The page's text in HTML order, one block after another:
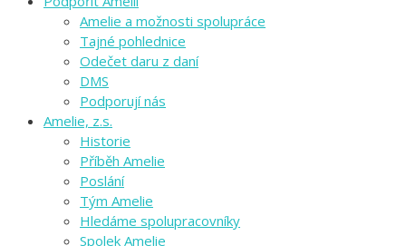
Amelie a možnosti spolupráce
Tajné pohlednice
Odečet daru z daní
DMS
Podporují nás
Amelie, z.s.
Historie
Příběh Amelie
Poslání
Tým Amelie
Hledáme spolupracovníky
Spolek Amelie